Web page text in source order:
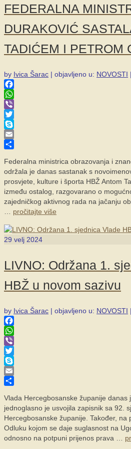
FEDERALNA
DURAKOVIĆ
TADIĆEM I PETROM
by Ivica Šarac | objavljeno u: NOVOSTI |
Facebook
WhatsApp
Viber
Twitter
Skype
Email
Federalna ministrica obrazovanja i
održala je danas sastanak s
prosvjete, kulture i športa HBŽ Antom
između ostalog, razgovarano o
zajedničkog aktivnog rada na jačanju
pročitajte više
29 velj 2024
LIVNO: Održana 1.
HBŽ u novom sazivu
by Ivica Šarac | objavljeno u: NOVOSTI |
Facebook
WhatsApp
Viber
Twitter
Skype
Email
Vlada Hercegbosanske županije danas
jednoglasno je usvojila zapisnik sa 92.
Hercegbosanske županije. Također, na
Odluku kojom se daje suglasnost na
odnosno na potpuni prijenos prava …